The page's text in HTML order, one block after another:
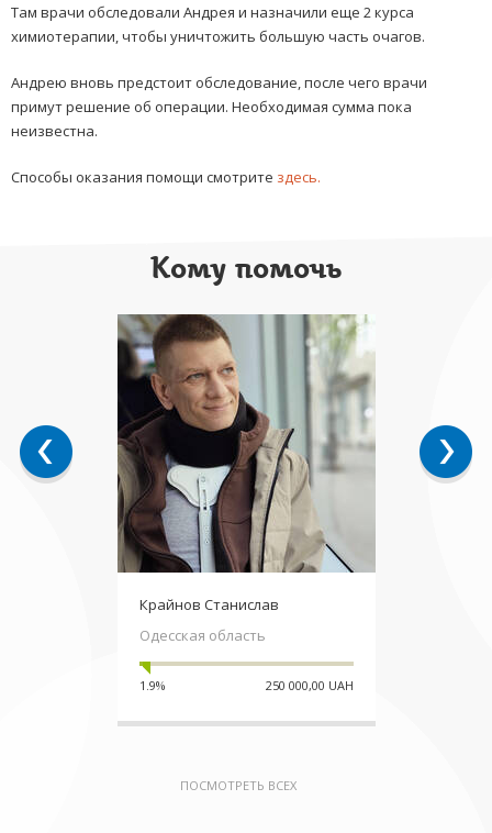
Там врачи обследовали Андрея и назначили еще 2 курса
химиотерапии, чтобы уничтожить большую часть очагов.
Андрею вновь предстоит обследование, после чего врачи
примут решение об операции. Необходимая сумма пока
неизвестна.
Способы оказания помощи смотрите здесь.
Кому помочь
ПОСМОТРЕТЬ ВСЕХ
Крайнов Станислав
Одесская область
1.9% 250 000,00 UAH